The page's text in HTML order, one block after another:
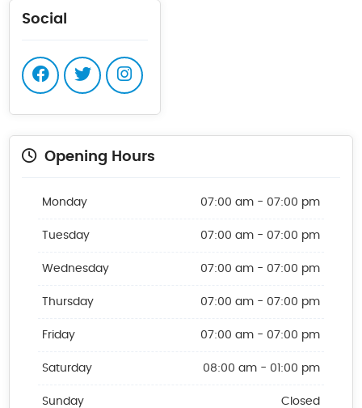
Social
Opening Hours
Monday 07:00 am - 07:00 pm
Tuesday 07:00 am - 07:00 pm
Wednesday 07:00 am - 07:00 pm
Thursday 07:00 am - 07:00 pm
Friday 07:00 am - 07:00 pm
Saturday 08:00 am - 01:00 pm
Sunday Closed